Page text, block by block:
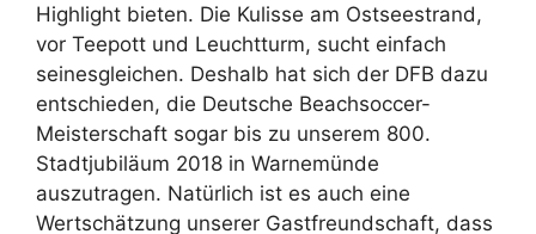
Highlight bieten. Die Kulisse am Ostseestrand,
vor Teepott und Leuchtturm, sucht einfach
seinesgleichen. Deshalb hat sich der DFB dazu
entschieden, die Deutsche Beachsoccer-
Meisterschaft sogar bis zu unserem 800.
Stadtjubiläum 2018 in Warnemünde
auszutragen. Natürlich ist es auch eine
Wertschätzung unserer Gastfreundschaft, dass